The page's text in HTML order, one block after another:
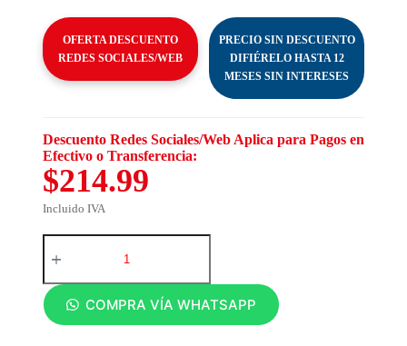
OFERTA DESCUENTO
REDES SOCIALES/WEB
PRECIO SIN DESCUENTO
DIFIÉRELO HASTA 12
MESES SIN INTERESES
Descuento Redes Sociales/Web Aplica para Pagos en
Efectivo o Transferencia:
$214.99
Incluido IVA
COMPRA VÍA WHATSAPP